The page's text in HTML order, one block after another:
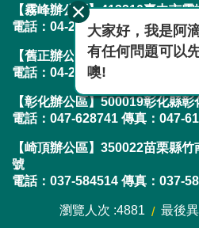
亮
點
計
畫
資
訊
公
開
【霧峰辦公區】413210臺中市
電話：04-23304788 傳真：04-
【舊正辦公區】413001臺中市
電話：04-23304788 傳真：04-
【彰化辦公區】500019彰化縣
電話：047-628741 傳真：047-
【崎頂辦公區】350022苗栗縣
號
電話：037-584514 傳真：037-
瀏覽人次 4881 最後
大家好，我是阿
有任何問題可以
噢!